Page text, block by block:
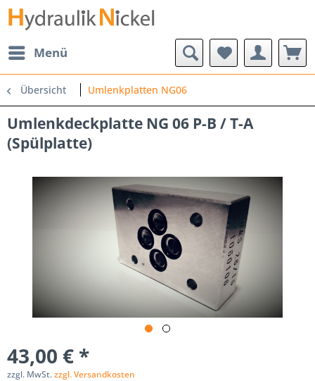
Menü
Übersicht Umlenkplatten NG06
Umlenkdeckplatte NG 06 P-B / T-A
(Spülplatte)
43,00 € *
zzgl. MwSt.zzgl. Versandkosten